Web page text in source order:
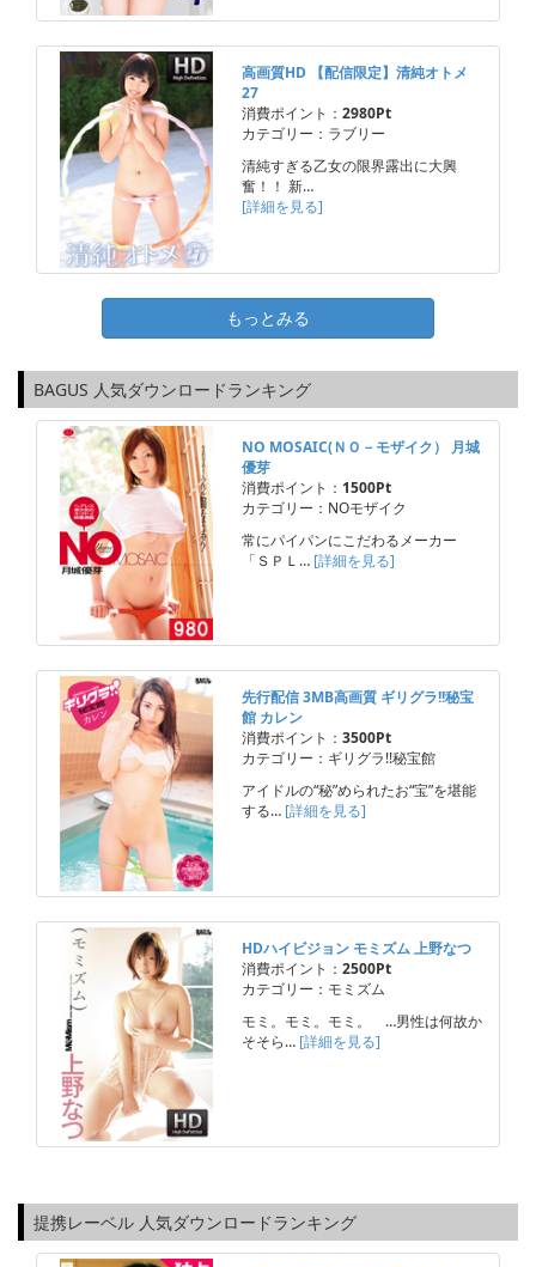
高画質HD 【配信限定】清純オトメ
27
消費ポイント： 2980Pt
カテゴリー：ラブリー
清純すぎる乙女の限界露出に大興
奮！！ 新…
[詳細を見る]
もっとみる
BAGUS 人気ダウンロードランキング
NO MOSAIC(ＮＯ－モザイク） 月城
優芽
消費ポイント： 1500Pt
カテゴリー：NOモザイク
常にパイパンにこだわるメーカー
「ＳＰＬ… [詳細を見る]
先行配信 3MB高画質 ギリグラ!!秘宝
館 カレン
消費ポイント： 3500Pt
カテゴリー：ギリグラ!!秘宝館
アイドルの“秘”められたお“宝”を堪能
する… [詳細を見る]
HDハイビジョン モミズム 上野なつ
消費ポイント： 2500Pt
カテゴリー：モミズム
モミ。モミ。モミ。 …男性は何故か
そそら… [詳細を見る]
提携レーベル 人気ダウンロードランキング